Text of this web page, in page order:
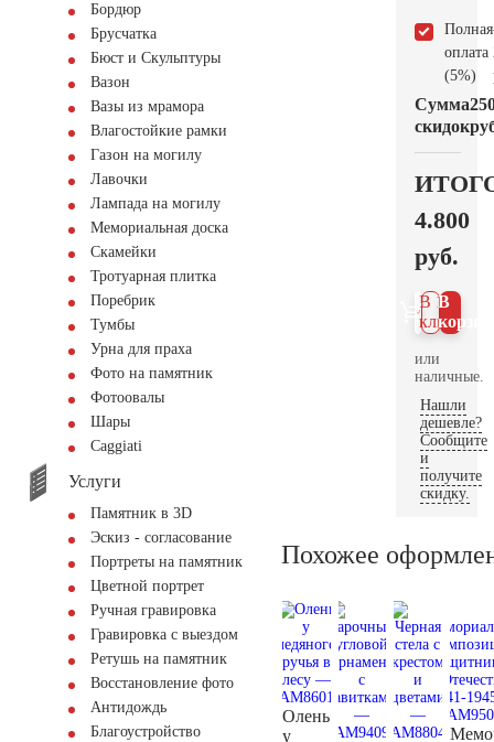
Бордюр
Брусчатка
Бюст и Скульптуры
Вазон
Вазы из мрамора
Влагостойкие рамки
Газон на могилу
Лавочки
Лампада на могилу
Мемориальная доска
Скамейки
Тротуарная плитка
Поребрик
Тумбы
Урна для праха
Фото на памятник
Фотоовалы
Шары
Сaggiati
Услуги
Памятник в 3D
Эскиз - согласование
Портреты на памятник
Цветной портрет
Ручная гравировка
Гравировка с выездом
Ретушь на памятник
Восстановление фото
Антидождь
Благоустройство
Полная
оплата
(5%)
Сумма
скидок
4.800
руб.
В
В 1
клик
или
наличные.
Нашли
дешевле?
Сообщите
и
получите
скидку.
Похожее
Олень
у